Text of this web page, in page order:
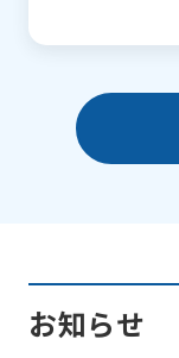
お知らせ